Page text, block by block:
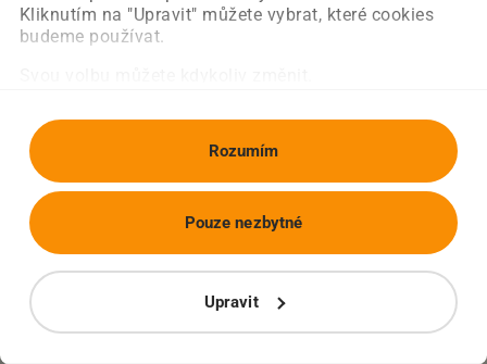
Kliknutím na "Upravit" můžete vybrat, které cookies
budeme používat.
Rozumím
Upravit
Pouze nezbytné